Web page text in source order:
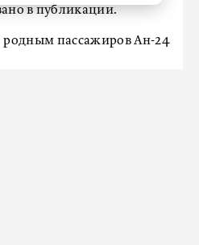
в публикации.
пассажиров Ан-24